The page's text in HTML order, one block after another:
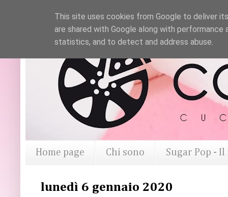
Home page Chi sono Sugar Pop -
lunedì 6 gennaio 2020
This site uses cookies from Google to deliver
are shared with Google along with
statistics, and to detect and address abuse.